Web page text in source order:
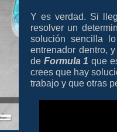
Y es verdad. Si
resolver un
solución sencilla
entrenador dentro,
de Formula 1 que
crees que hay
trabajo y que otras